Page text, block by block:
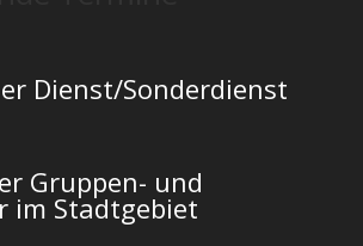
Dienst/Sonderdienst
Gruppen- und
im Stadtgebiet